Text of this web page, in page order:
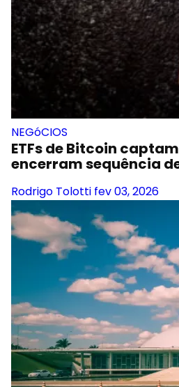
NEGóCIOS
ETFs de Bitcoin
encerram sequência
Rodrigo Tolotti fev 03, 2026